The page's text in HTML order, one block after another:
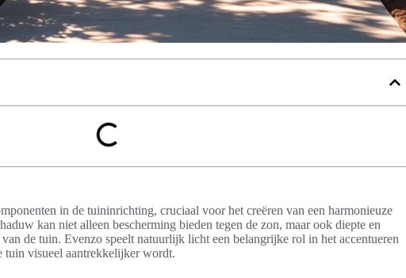
in de tuininrichting, cruciaal voor het creëren van een harmonieuze
kan niet alleen bescherming bieden tegen de zon, maar ook diepte en
de tuin. Evenzo speelt natuurlijk licht een belangrijke rol in het accentueren
tuin visueel aantrekkelijker wordt.